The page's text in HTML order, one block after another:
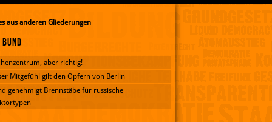
aus anderen Gliederungen
Bund
aber richtig!
Mitgefühl gilt den Opfern von Berlin
genehmigt Brennstäbe für russische